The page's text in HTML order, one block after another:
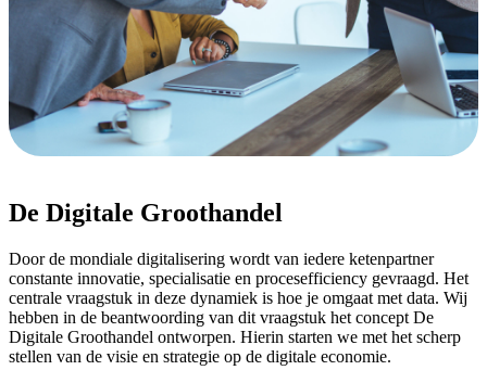
De Digitale Groothandel
Door de mondiale digitalisering wordt van iedere ketenpartner
constante innovatie, specialisatie en procesefficiency gevraagd. Het
centrale vraagstuk in deze dynamiek is hoe je omgaat met data. Wij
hebben in de beantwoording van dit vraagstuk het concept De
Digitale Groothandel ontworpen. Hierin starten we met het scherp
stellen van de visie en strategie op de digitale economie.